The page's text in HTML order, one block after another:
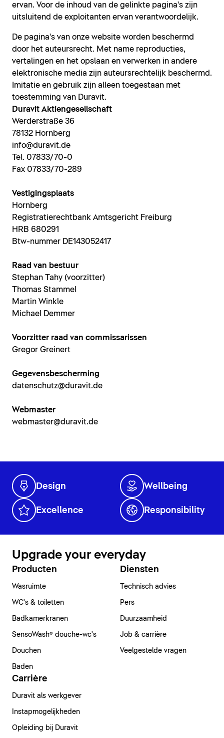
ervan. Voor de inhoud van de gelinkte pagina's zijn
uitsluitend de exploitanten ervan verantwoordelijk.
De pagina's van onze website worden beschermd
door het auteursrecht. Met name reproducties,
vertalingen en het opslaan en verwerken in andere
elektronische media zijn auteursrechtelijk beschermd.
Imitatie en gebruik zijn alleen toegestaan met
toestemming van Duravit.
Duravit Aktiengesellschaft
Werderstraße 36
78132 Hornberg
info@duravit.de
Tel. 07833/70-0
Fax 07833/70-289
Vestigingsplaats
Hornberg
Registratierechtbank Amtsgericht Freiburg
HRB 680291
Btw-nummer DE143052417
Raad van bestuur
Stephan Tahy (voorzitter)
Thomas Stammel
Martin Winkle
Michael Demmer
Voorzitter raad van commissarissen
Gregor Greinert
Gegevensbescherming
datenschutz@duravit.de
Webmaster
webmaster@duravit.de
Design Wellbeing
Excellence Responsibility
Upgrade your everyday
Producten
Wasruimte
WC's & toiletten
Badkamerkranen
SensoWash® douche-wc's
Douchen
Baden
Diensten
Technisch advies
Pers
Duurzaamheid
Job & carrière
Veelgestelde vragen
Carrière
Duravit als werkgever
Instapmogelijkheden
Opleiding bij Duravit